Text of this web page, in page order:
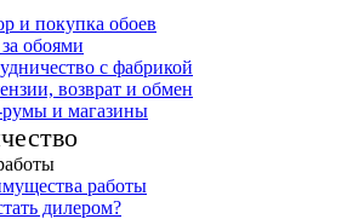
и покупка обоев
обоями
с фабрикой
возврат и обмен
и магазины
работы
дилером?